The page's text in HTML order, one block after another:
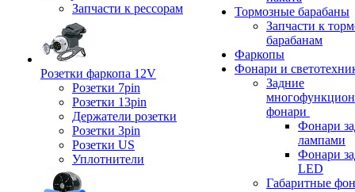
Запчасти к рессорам
Розетки фаркопа 12V
Розетки 7pin
Розетки 13pin
Держатели розетки
Розетки 3pin
Розетки US
Уплотнители
Тормозные барабаны
Запчасти к
барабанам
Фаркопы
Фонари и
Задние
фонари
Фонари
лампами
Фонари
LED
Габаритные